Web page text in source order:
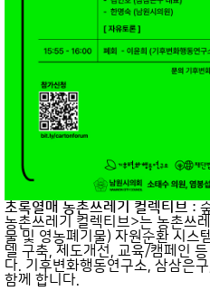
초록열매 농촌쓰레기 컬렉티브 :
농촌쓰레기 컬렉티브>는 농촌쓰
물 및 영농폐기물) 자원순환 시스
델 구축, 제도개선, 교육/캠페인
다. 기후변화행동연구소, 삼삼은
함께 합니다.